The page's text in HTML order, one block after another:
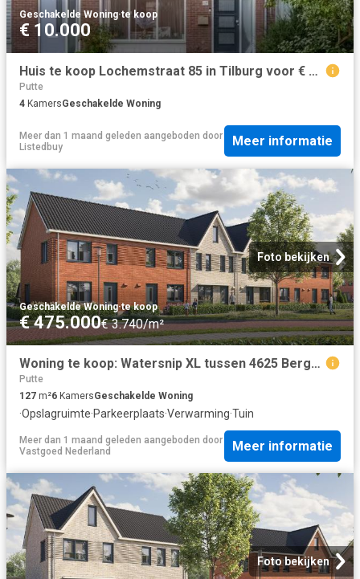
Geschakelde Woning·te koop
€ 10.000
Huis te koop Lochemstraat 85 in Tilburg voor € 375.000
Putte
4 KamersGeschakelde Woning
Meer dan 1 maand geleden aangeboden door
Listedbuy
Meer informatie
Foto bekijken
Geschakelde Woning·te koop
€ 475.000€ 3.740/m²
Woning te koop: Watersnip XL tussen 4625 Bergen Op Zoom Vastgoed Nederland
Putte
127 m²6 KamersGeschakelde Woning
·Opslagruimte·Parkeerplaats·Verwarming·Tuin
Meer dan 1 maand geleden aangeboden door
Vastgoed Nederland
Meer informatie
Foto bekijken